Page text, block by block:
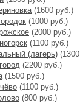
(1600 руб.)
(1000 руб.)
(2000 руб.)
(1100 руб.)
(лагерь)
(2200 руб.)
(1500 руб.)
(1100 руб.)
(800 руб.)